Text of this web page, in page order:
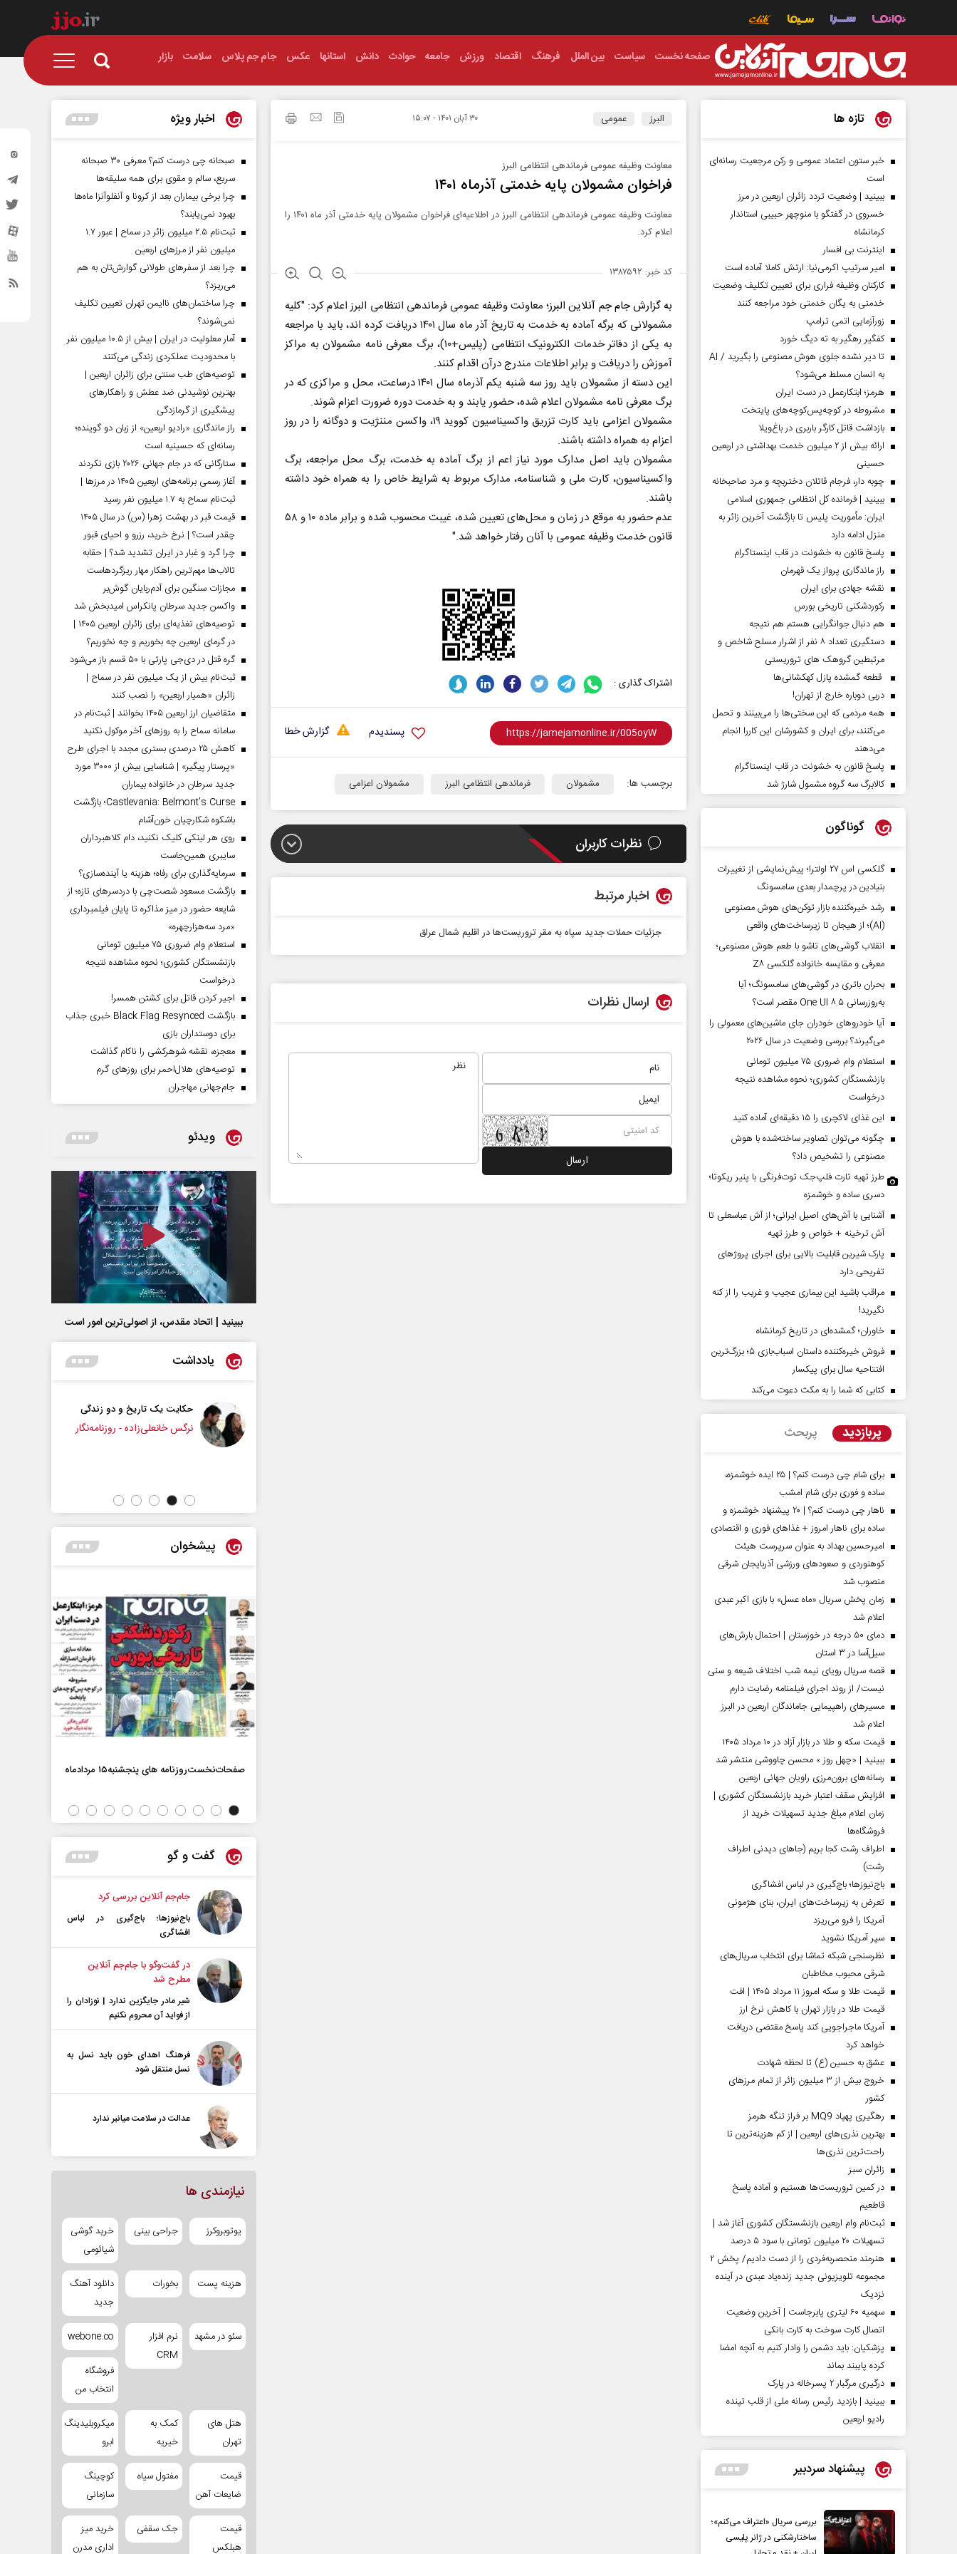
صفحه نخست سیاست بین الملل فرهنگ اقتصاد ورزش جامعه حوادث دانش استانها عکس جام جم پلاس سلامت بازار
البرز عمومی ۳۰ آبان ۱۴۰۱ - ۱۵:۰۷
معاونت وظیفه عمومی فرماندهی انتظامی البرز
فراخوان مشمولان پایه خدمتی آذرماه ۱۴۰۱‏
معاونت وظیفه عمومی فرماندهی انتظامی البرز در اطلاعیه‌ای فراخوان مشمولان پایه خدمتی آذر ماه ۱۴۰۱ را
اعلام ‏کرد.
کد خبر: ۱۳۸۷۵۹۲
به گزارش جام جم آنلاین البرز؛معاونت وظیفه عمومی فرماندهی انتظامی البرز اعلام کرد: "کلیه
مشمولانی که برگه آماده به خدمت به تاریخ آذر ماه ‏سال ۱۴۰۱ دریافت کرده اند، باید با مراجعه
به یکی از دفاتر خدمات الکترونیک انتظامی (پلیس+۱۰)، برگ معرفی نامه ‏مشمولان به مراکز
آموزش را دریافت و برابر اطلاعات مندرج درآن اقدام کنند.
‏این دسته از مشمولان باید روز سه شنبه یکم آذرماه سال ۱۴۰۱ درساعت، محل و مراکزی که در
برگ معرفی نامه مشمولان ‏اعلام شده، حضور یابند و به خدمت دوره ضرورت اعزام شوند.
مشمولان اعزامی باید کارت تزریق واکسیناسیون کووید ۱۹، واکسن مننژیت و دوگانه را در روز
اعزام به همراه داشته باشند.
‏مشمولان باید اصل مدارک مورد نیاز اعم از برگ آماده به خدمت، برگ محل مراجعه، برگ
واکسیناسیون، کارت ملی و ‏شناسنامه، مدارک مربوط به شرایط خاص را به همراه خود داشته
باشند.
عدم حضور به موقع در زمان و محل‌های تعیین شده، غیبت محسوب شده و برابر ماده ۱۰ و ۵۸
قانون ‏خدمت وظیفه عمومی با آنان رفتار خواهد شد."
اشتراک گذاری :
گزارش خطا پسندیدم
برچسب ها: مشمولان فرماندهی انتظامی البرز مشمولان اعزامی
نظرات کاربران
اخبار مرتبط
جزئیات حملات جدید سپاه به مقر تروریست‌ها در اقلیم شمال عراق
ارسال نظرات
تازه ها
خبر ستون اعتماد عمومی و رکن مرجعیت رسانه‌ای
است
ببینید | وضعیت تردد زائران اربعین در مرز
خسروی در گفتگو با منوچهر حبیبی استاندار
کرمانشاه
اینترنت بی افسار
امیر سرتیپ اکرمی‌نیا: ارتش کاملا آماده است
کارکنان وظیفه فراری برای تعیین تکلیف وضعیت
خدمتی به یگان خدمتی خود مراجعه کنند
زورآزمایی اتمی ترامپ
کفگیر رهگیر به ته دیگ خورد
تا دیر نشده جلوی هوش مصنوعی را بگیرید / AI
به انسان مسلط می‌شود؟
هرمز؛ ابتکارعمل در دست ایران
مشروطه در کوچه‌پس‌کوچه‌های پایتخت
بازداشت قاتل کارگر باربری در باغ‌ویلا
ارائه بیش از ۲ میلیون خدمت بهداشتی در اربعین
حسینی
چوبه دار، فرجام قاتلان دختربچه و مرد صاحبخانه
ببینید | فرمانده کل انتظامی جمهوری اسلامی
ایران­: مأموریت پلیس تا بازگشت آخرین زائر به
منزل ادامه دارد
پاسخ قانون به خشونت در قاب اینستاگرام
راز ماندگاری پرواز یک قهرمان
نقشه جهادی برای ایران
رکوردشکنی تاریخی بورس
هم دنبال جوانگرایی هستم هم نتیجه
دستگیری تعداد ۸ نفر از اشرار مسلح شاخص و
مرتبطین گروهک های تروریستی
قطعه گمشده پازل کهکشانی‌ها
دربی دوباره خارج از تهران!
همه مردمی که این سختی‌ها را می‌بینند و تحمل
می‌کنند، برای ایران و کشورشان این کاررا انجام
می‌دهند
پاسخ قانون به خشونت در قاب اینستاگرام
کالابرگ سه گروه مشمول شارژ شد
گوناگون
گلکسی اس ۲۷ اولترا؛ پیش‌نمایشی از تغییرات
بنیادین در پرچمدار بعدی سامسونگ
رشد خیره‌کننده بازار توکن‌های هوش مصنوعی
(AI)؛ از هیجان تا زیرساخت‌های واقعی
انقلاب گوشی‌های تاشو‌ با طعم هوش مصنوعی؛
معرفی و مقایسه خانواده گلکسی Z۸
بحران باتری در گوشی‌های سامسونگ؛ آیا
به‌روزرسانی One UI ۸.۵ مقصر است؟
آیا خودروهای خودران جای ماشین‌های معمولی را
می‌گیرند؟ بررسی وضعیت در سال ۲۰۲۶
استعلام وام ضروری ۷۵ میلیون تومانی
بازنشستگان کشوری؛ نحوه مشاهده نتیجه
درخواست
این غذای لاکچری را ۱۵ دقیقه‌ای آماده کنید
چگونه می‌توان تصاویر ساخته‌شده با هوش
مصنوعی را تشخیص داد؟
طرز تهیه تارت فلپ‌جک توت‌فرنگی با پنیر ریکوتا؛
دسری ساده و خوشمزه
آشنایی با آش‌های اصیل ایرانی؛ از آش عباسعلی تا
آش ترخینه + خواص و طرز تهیه
پارک شیرین قابلیت‌ بالایی برای اجرای پروژهای
تفریحی دارد
مراقب باشید این بیماری عجیب و غریب را از کنه
نگیرید!
خاوران؛ گمشده‌ای در تاریخ کرمانشاه
فروش خیره‌کننده داستان اسباب‌بازی ۵؛ بزرگ‌ترین
افتتاحیه سال برای پیکسار
کتابی که شما را به مکث دعوت می‌کند
پربازدید پربحث
برای شام چی درست کنم؟ | ۲۵ ایده خوشمزه،
ساده و فوری برای شام امشب
ناهار چی درست کنم؟ | ۲۰ پیشنهاد خوشمزه و
ساده برای ناهار امروز + غذاهای فوری و اقتصادی
امیرحسین بهداد به عنوان سرپرست هیئت
کوهنوردی و صعودهای ورزشی آذربایجان شرقی
منصوب شد
زمان پخش سریال «ماه عسل» با بازی اکبر عبدی
اعلام شد
دمای ۵۰ درجه در خوزستان | احتمال بارش‌های
سیل‌آسا در ۳ استان
قصه سریال رویای نیمه شب اختلاف شیعه و سنی
نیست/ از روند اجرای فیلمنامه رضایت دارم
مسیر‌های راهپیمایی جاماندگان اربعین در البرز
اعلام شد
قیمت سکه و طلا در بازار آزاد در ۱۰ مرداد ۱۴۰۵
ببینید | «چهل روز » محسن چاووشی منتشر شد
رسانه‌های برون‌مرزی راویان جهانی اربعین
افزایش سقف اعتبار خرید بازنشستگان کشوری |
زمان اعلام مبلغ جدید تسهیلات خرید از
فروشگاه‌ها
اطراف رشت کجا بریم (جاهای دیدنی اطراف
رشت)
باج‌نیوزها؛ باج‌گیری در لباس افشاگری
تعرض به زیرساخت‌های ایران، بنای هژمونی
آمریکا را فرو می‌ریزد
سپر آمریکا نشوید
نظرسنجی شبکه تماشا برای انتخاب سریال‌های
شرقی محبوب مخاطبان
قیمت طلا و سکه امروز ۱۱ مرداد ۱۴۰۵ | افت
قیمت طلا در بازار تهران با کاهش نرخ ارز
آمریکا ماجراجویی کند پاسخ مقتضی دریافت
خواهد کرد
عشق به حسین (ع) تا لحظه شهادت
خروج بیش از ۳ میلیون زائر از تمام مرز‌های
کشور
رهگیری پهپاد MQ9 بر فراز تنگه هرمز
بهترین نذری‌های اربعین | از کم هزینه‌ترین تا
راحت‌ترین نذری‌ها
‌زائران سبز
در کمین تروریست‌ها هستیم و آماده پاسخ
قاطعیم
ثبت‌نام وام اربعین بازنشستگان کشوری آغاز شد |
تسهیلات ۲۰ میلیون تومانی با سود ۵ درصد
هنرمند منحصر‌به‌فردی را از دست دادیم/ پخش ۲
مجموعه تلویزیونی جدید زنده‌یاد عبدی در آینده
نزدیک
سهمیه ۶۰ لیتری پابرجاست | آخرین وضعیت
اتصال کارت سوخت به کارت بانکی
پزشکیان: باید دشمن را وادار کنیم به آنچه امضا
کرده پایبند بماند
درگیری مرگبار ۲ پسرخاله در پارک
ببینید | بازدید رئیس رسانه ملی از قلب تپنده
رادیو اربعین
پیشنهاد سردبیر
بررسی سریال «اعتراف می‌کنم»؛
ساختارشکنی در ژانر پلیسی
اخبار ویژه
صبحانه چی درست کنم؟ معرفی ۳۰ صبحانه
سریع، سالم و مقوی برای همه سلیقه‌ها
چرا برخی بیماران بعد از کرونا و آنفلوآنزا ماه‌ها
بهبود نمی‌یابند؟
ثبت‌نام ۲.۵ میلیون زائر در سماح | عبور ۱.۷
میلیون نفر از مرز‌های اربعین
چرا بعد از سفرهای طولانی گوارش‌تان به هم
می‌ریزد؟
چرا ساختمان‌های ناایمن تهران تعیین تکلیف
نمی‌شوند؟
آمار معلولیت در ایران | بیش از ۱۰.۵ میلیون نفر
با محدودیت عملکردی زندگی می‌کنند
توصیه‌های طب سنتی برای زائران اربعین |
بهترین نوشیدنی ضد عطش و راهکارهای
پیشگیری از گرمازدگی
راز ماندگاری «رادیو اربعین» از زبان دو گوینده؛
رسانه‌ای که حسینیه است
ستارگانی که در جام جهانی ۲۰۲۶ بازی نکردند
آغاز رسمی برنامه‌های اربعین ۱۴۰۵ در مرز‌ها |
ثبت‌نام سماح به ۱.۷ میلیون نفر رسید
قیمت قبر در بهشت زهرا (س) در سال ۱۴۰۵
چقدر است؟ | نرخ خرید، رزرو و احیای قبور
چرا گرد و غبار در ایران تشدید شد؟ | حقابه
تالاب‌ها مهم‌ترین راهکار مهار ریزگردهاست
مجازات سنگین برای آدم‌ربایان گوش‌بر
واکسن جدید سرطان پانکراس امیدبخش شد
توصیه‌های تغذیه‌ای برای زائران اربعین ۱۴۰۵ |
در گرمای اربعین چه بخوریم و چه نخوریم؟
گره قتل در دی‌جی پارتی با ۵۰ قسم باز می‌شود
ثبت‌نام بیش از یک میلیون نفر در سماح |
زائران «همیار اربعین» را نصب کنند
متقاضیان ارز اربعین ۱۴۰۵ بخوانند | ثبت‌نام در
سامانه سماح را به روز‌های آخر موکول نکنید
کاهش ۲۵ درصدی بستری مجدد با اجرای طرح
«پرستار پیگیر» | شناسایی بیش از ۳۰۰۰ مورد
جدید سرطان در خانواده بیماران
Castlevania: Belmont’s Curse؛ بازگشت
باشکوه شکارچیان خون‌آشام
روی هر لینکی کلیک نکنید، دام کلاهبرداران
سایبری همین‌جاست
سرمایه‌گذاری برای رفاه؛ هزینه یا آینده‌سازی؟
بازگشت مسعود شصت‌چی با دردسر‌های تازه؛ از
شایعه حضور در میز مذاکره تا پایان فیلمبرداری
«مرد سه‌هزارچهره»
استعلام وام ضروری ۷۵ میلیون تومانی
بازنشستگان کشوری؛ نحوه مشاهده نتیجه
درخواست
اجیر کردن قاتل برای کشتن همسر!
بازگشت Black Flag Resynced خبری جذاب
برای دوستداران بازی
معجزه، نقشه شوهرکشی را ناکام گذاشت
توصیه‌های هلال‌احمر برای روز‌های گرم
جام‌جهانی مهاجران
ویدئو
ببینید | اتحاد مقدس، از اصولی‌ترین امور است
یادداشت
ادعا‌های خلاف واقع آمریکا
مجلس
حکایت یک تاریخ و دو زندگی
نرگس خانعلی‌زاده - روزنامه‌نگار
چرایی عقب‌نشینی ترامپ؟
پیشخوان
صفحات نخست روزنامه ها‌ی‌سه‌شنبه ۶ مردادماه صفحات‌نخست‌روزنامه ها‌ی پنجشنبه‌۱۵ مردادماه
گفت و گو
جام‌جم آنلاین بررسی کرد
باج‌نیوزها؛ باج‌گیری در لباس
افشاگری
در گفت‌و‌گو با جام‌جم آنلاین
مطرح شد
شیر مادر جایگزین ندارد | نوزادان را
از فواید آن محروم نکنیم
فرهنگ اهدای خون باید نسل به
نسل منتقل شود
عدالت در سلامت میانبر ندارد
نیازمندی ها
یوتوبروکرز جراحی بینی
خرید گوشی
شیائومی
هزینه پست بخورات
دانلود آهنگ
جدید
سئو در مشهد
نرم افزار
CRM
webone.co
فروشگاه
انتخاب من
هتل های
تهران
کمک به
خیریه
میکروبلیدینگ
ابرو
قیمت
ضایعات آهن
مفتول سیاه
کوچینگ
سازمانی
قیمت
هبلکس
جک سقفی
خرید میز
اداری مدرن